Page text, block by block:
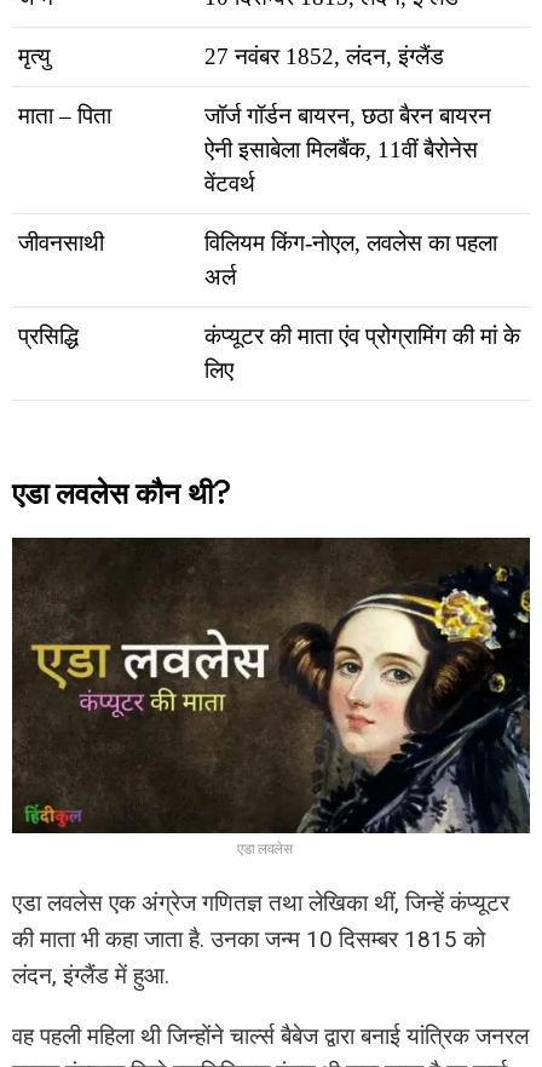
मृत्यु 27 नवंबर 1852, लंदन, इंग्लैंड
माता – पिता
जॉर्ज गॉर्डन बायरन, छठा बैरन बायरन
ऐनी इसाबेला मिलबैंक, 11वीं बैरोनेस
वेंटवर्थ
जीवनसाथी
विलियम किंग-नोएल, लवलेस का पहला
अर्ल
प्रसिद्धि
कंप्यूटर की माता एंव प्रोग्रामिंग की मां के
लिए
एडा लवलेस कौन थी?
एडा लवलेस
एडा लवलेस एक अंग्रेज गणितज्ञ तथा लेखिका थीं, जिन्हें कंप्यूटर
की माता भी कहा जाता है. उनका जन्म 10 दिसम्बर 1815 को
लंदन, इंग्लैंड में हुआ.
वह पहली महिला थी जिन्होंने चार्ल्स बैबेज द्वारा बनाई यांत्रिक जनरल